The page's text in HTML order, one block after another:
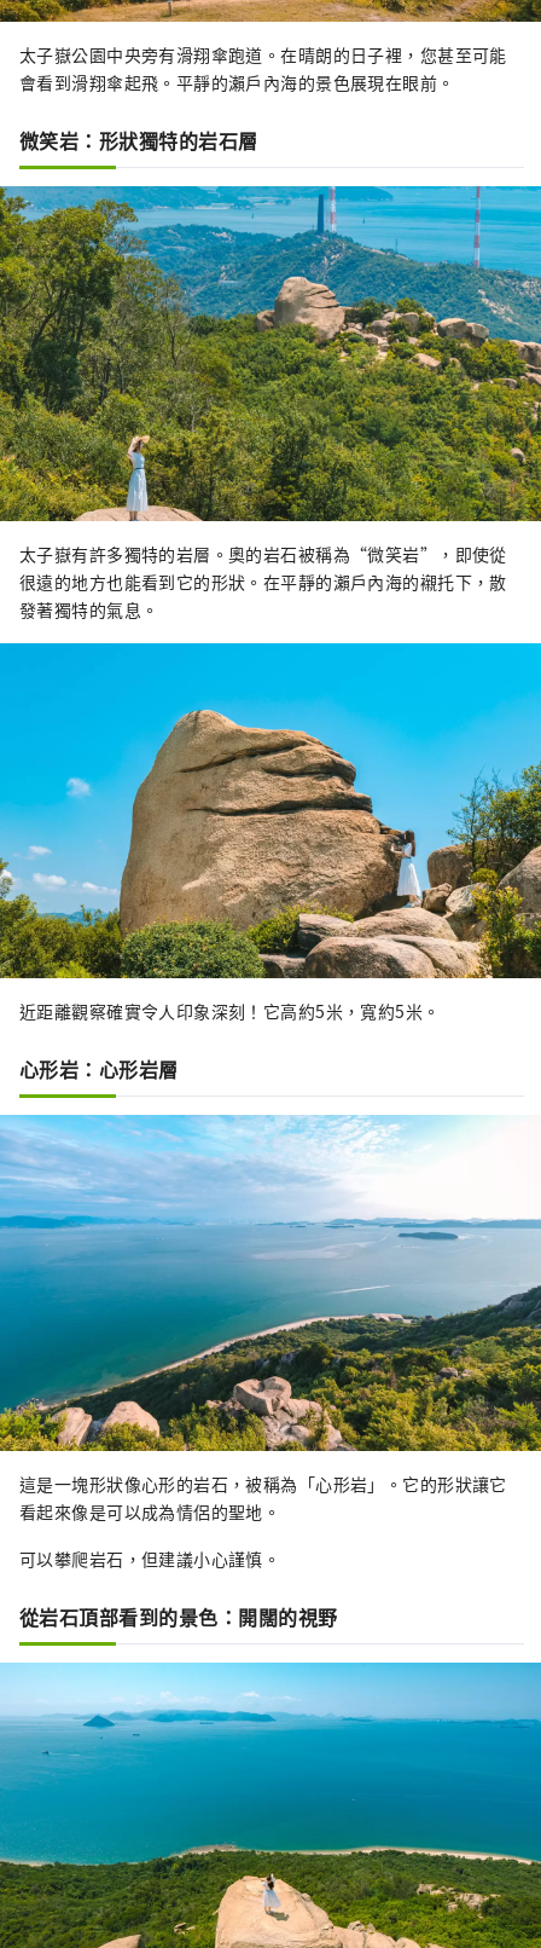
太子嶽公園中央旁有滑翔傘跑道。在晴朗的日子裡，您甚至可能
會看到滑翔傘起飛。平靜的瀨戶內海的景色展現在眼前。
微笑岩：形狀獨特的岩石層
太子嶽有許多獨特的岩層。奧的岩石被稱為“微笑岩”，即使從
很遠的地方也能看到它的形狀。在平靜的瀨戶內海的襯托下，散
發著獨特的氣息。
近距離觀察確實令人印象深刻！它高約5米，寬約5米。
心形岩：心形岩層
這是一塊形狀像心形的岩石，被稱為「心形岩」。它的形狀讓它
看起來像是可以成為情侶的聖地。
可以攀爬岩石，但建議小心謹慎。
從岩石頂部看到的景色：開闊的視野